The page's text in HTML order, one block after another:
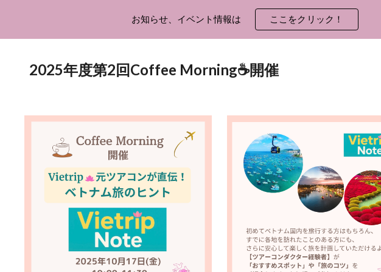
Skip to main content Skip to
お知らせ、イベント情報は ここをクリック！
2025年度第2回Coffee Morning☕️開催